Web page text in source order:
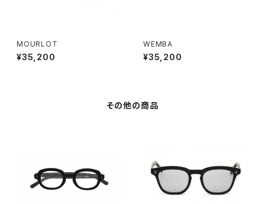
MOURLOT
¥35,200
WEMBA
¥35,200
その他の商品